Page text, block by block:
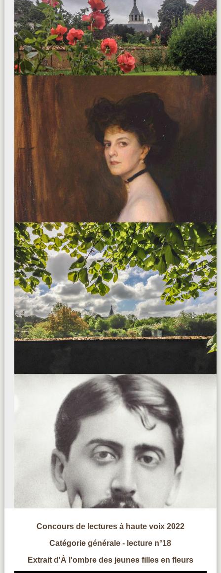
Concours de lectures à haute voix 2022
Catégorie générale - lecture n°18
Extrait d'À l'ombre des jeunes filles en fleurs